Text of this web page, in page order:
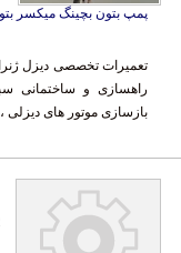
پمپ بتون بچینگ میکسر
تعمیرات تخصصی دیزل
راهسازی و ساختمانی
بازسازی موتور های